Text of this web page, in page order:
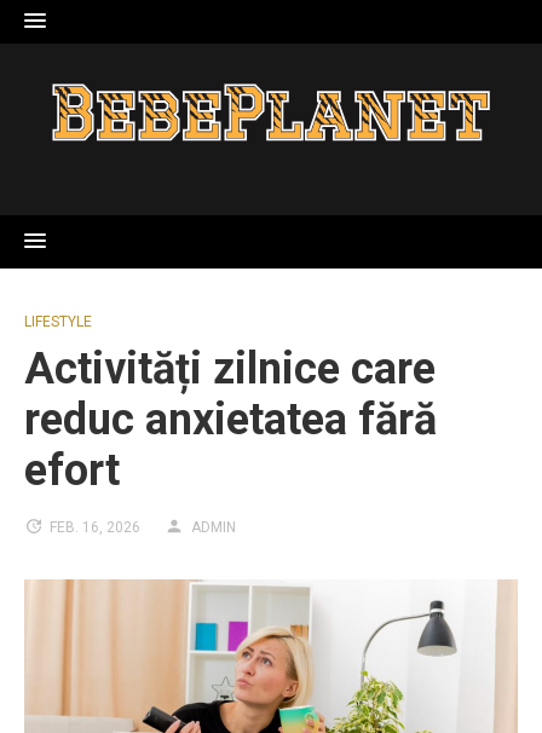
Skip
to
LIFESTYLE
Activități zilnice care
reduc anxietatea fără
efort
FEB. 16, 2026 ADMIN